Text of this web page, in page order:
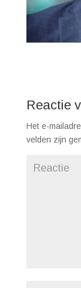
Reactie
Het e-
velden zijn